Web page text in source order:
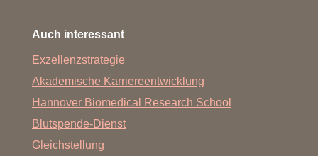
Auch interessant
Exzellenzstrategie
Akademische Karriereentwicklung
Hannover Biomedical Research School
Blutspende-Dienst
Gleichstellung